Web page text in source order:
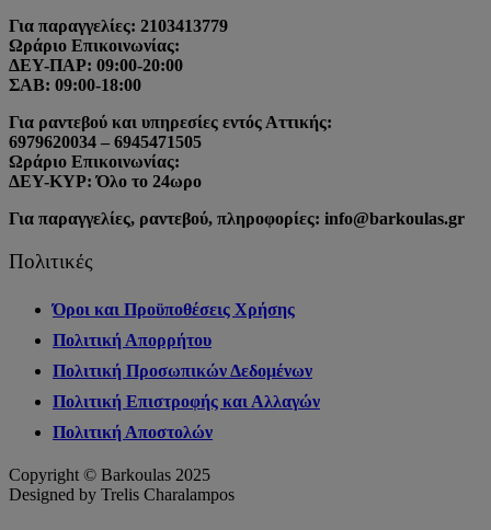
Για παραγγελίες: 2103413779
Ωράριο Επικοινωνίας:
ΔΕΥ-ΠΑΡ: 09:00-20:00
ΣΑΒ: 09:00-18:00
Για ραντεβού και υπηρεσίες εντός Αττικής:
6979620034 – 6945471505
Ωράριο Επικοινωνίας:
ΔΕΥ-ΚΥΡ: Όλο το 24ωρο
Για παραγγελίες, ραντεβού, πληροφορίες: info@barkoulas.gr
Πολιτικές
Όροι και Προϋποθέσεις Χρήσης
Πολιτική Απορρήτου
Πολιτική Προσωπικών Δεδομένων
Πολιτική Επιστροφής και Αλλαγών
Πολιτική Αποστολών
Copyright © Barkoulas 2025
Designed by Trelis Charalampos